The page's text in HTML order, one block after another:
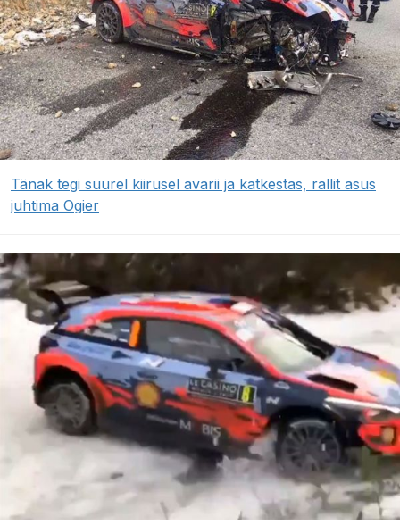
Tänak tegi suurel kiirusel avarii ja katkestas, rallit asus
juhtima Ogier